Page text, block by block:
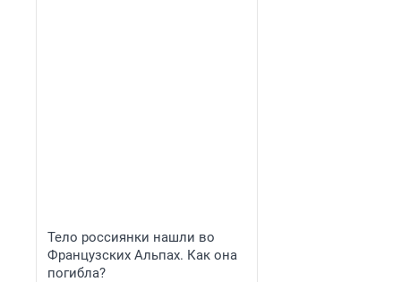
Тело россиянки нашли во
Французских Альпах. Как она
погибла?